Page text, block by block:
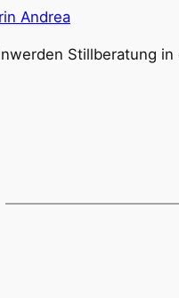
Stillberatung in